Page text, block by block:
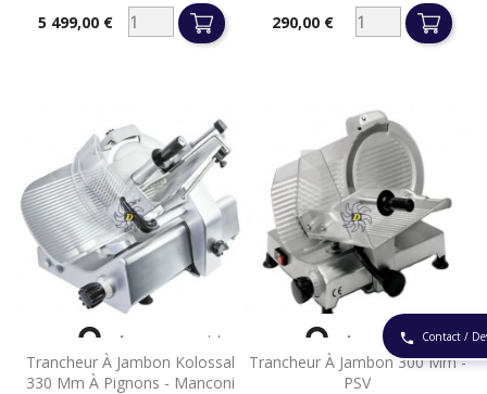
phone Contact /
Prix5 499,00 € Prix290,00 €
Trancheur À Jambon Kolossal
330 Mm À Pignons - Manconi
 Aperçu rapide
Trancheur À Jambon 300 Mm -
PSV
 Aperçu rapide